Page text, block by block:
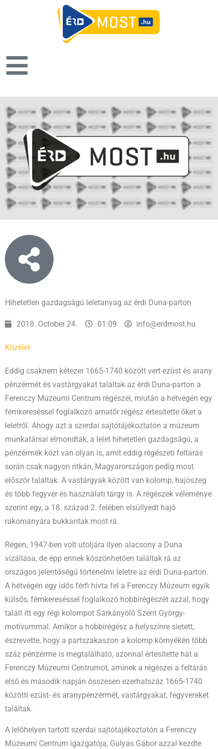
Hihetetlen gazdagságú leletanyag az érdi Duna-parton
2018. October 24. 01:09 info@erdmost.hu
Közélet
Eddig csaknem kétezer 1665-1740 között vert ezüst és arany
pénzérmét és vastárgyakat találtak az érdi Duna-parton a
Ferenczy Múzeumi Centrum régészei, miután a hétvégén egy
fémkereséssel foglalkozó amatőr régész értesítette őket a
leletről. Ahogy azt a szerdai sajtótájékoztatón a múzeum
munkatársai elmondták, a lelet hihetetlen gazdagságú, a
pénzérmék közt van olyan is, amit eddig régészeti feltárás
során csak nagyon ritkán, Magyarországon pedig most
először találtak. A vastárgyak között van kolomp, hajószeg
és több fegyver és használati tárgy is. A régészek véleménye
szerint egy, a 18. század 2. felében elsüllyedt hajó
rakományára bukkantak most rá.
Régen, 1947-ben volt utoljára ilyen alacsony a Duna
vízállása, de épp ennek köszönhetően találtak rá az
országos jelentőségű történelmi leletre az érdi Duna-parton.
A hétvégén egy idős férfi hívta fel a Ferenczy Múzeum egyik
külsős, fémkereséssel foglalkozó hobbirégészét azzal, hogy
talált itt egy régi kolompot Sárkányölő Szent György-
motívummal. Amikor a hobbirégész a helyszínre sietett,
észrevette, hogy a partszakaszon a kolomp környékén több
száz pénzérme is megtalálható, azonnal értesítette hát a
Ferenczy Múzeumi Centrumot, aminek a régészei a feltárás
első és második napján összesen ezerhatszáz 1665-1740
közötti ezüst- és aranypénzérmét, vastárgyakat, fegyvereket
találtak.
A lelőhelyen tartott szerdai sajtótájékoztatón a Ferenczy
Múzeumi Centrum igazgatója, Gulyás Gábor azzal kezdte